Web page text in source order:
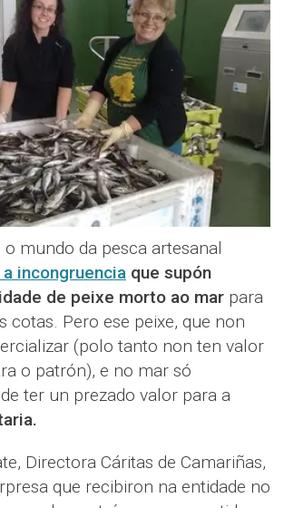
mundo da pesca artesanal
a incongruencia que supón
de peixe morto ao mar para
cotas. Pero ese peixe, que non
(polo tanto non ten valor
o patrón), e no mar só
ter un prezado valor para a
Directora Cáritas de Camariñas,
que recibiron na entidade no